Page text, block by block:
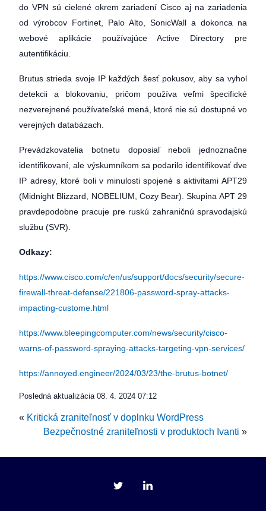
do VPN sú cielené okrem zariadení Cisco aj na zariadenia
od výrobcov Fortinet, Palo Alto, SonicWall a dokonca na
webové aplikácie používajúce Active Directory pre
autentifikáciu.
Brutus strieda svoje IP každých šesť pokusov, aby sa vyhol
detekcii a blokovaniu, pričom používa veľmi špecifické
nezverejnené používateľské mená, ktoré nie sú dostupné vo
verejných databázach.
Prevádzkovatelia botnetu doposiaľ neboli jednoznačne
identifikovaní, ale výskumníkom sa podarilo identifikovať dve
IP adresy, ktoré boli v minulosti spojené s aktivitami APT29
(Midnight Blizzard, NOBELIUM, Cozy Bear). Skupina APT 29
pravdepodobne pracuje pre ruskú zahraničnú spravodajskú
službu (SVR).
Odkazy:
https://www.cisco.com/c/en/us/support/docs/security/secure-
firewall-threat-defense/221806-password-spray-attacks-
impacting-custome.html
https://www.bleepingcomputer.com/news/security/cisco-
warns-of-password-spraying-attacks-targeting-vpn-services/
https://annoyed.engineer/2024/03/23/the-brutus-botnet/
Posledná aktualizácia 08. 4. 2024 07:12
« Kritická zraniteľnosť v doplnku WordPress
Bezpečnostné zraniteľnosti v produktoch Ivanti »